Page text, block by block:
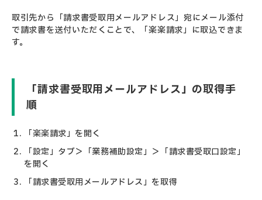
取引先から「請求書受取用メールアドレス」宛にメール添付
で請求書を送付いただくことで、「楽楽請求」に取込できま
す。
「請求書受取用メールアドレス」の取得手
順
「楽楽請求」を開く
「設定」タブ＞「業務補助設定」＞「請求書受取口設定」
を開く
「請求書受取用メールアドレス」を取得